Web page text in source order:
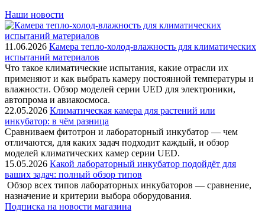
Наши новости
11.06.2026 Камера тепло-холод-влажность для климатических
испытаний материалов
Что такое климатические испытания, какие отрасли их
применяют и как выбрать камеру постоянной температуры и
влажности. Обзор моделей серии UED для электроники,
автопрома и авиакосмоса.
22.05.2026 Климатическая камера для растений или
инкубатор: в чём разница
Сравниваем фитотрон и лабораторный инкубатор — чем
отличаются, для каких задач подходит каждый, и обзор
моделей климатических камер серии UED.
15.05.2026 Какой лабораторный инкубатор подойдёт для
ваших задач: полный обзор типов
Обзор всех типов лабораторных инкубаторов — сравнение,
назначение и критерии выбора оборудования.
Подписка на новости магазина